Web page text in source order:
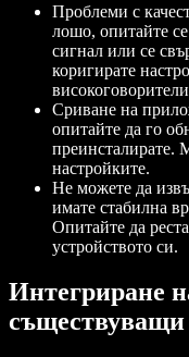
Проблеми с
лошо, опитайте
сигнал или се
коригирате
Сриване на
опитайте да го
преинсталирате.
настройките.
Не можете да
имате стабилна
Опитайте да
устройството си.
Интегриране
съществуващи